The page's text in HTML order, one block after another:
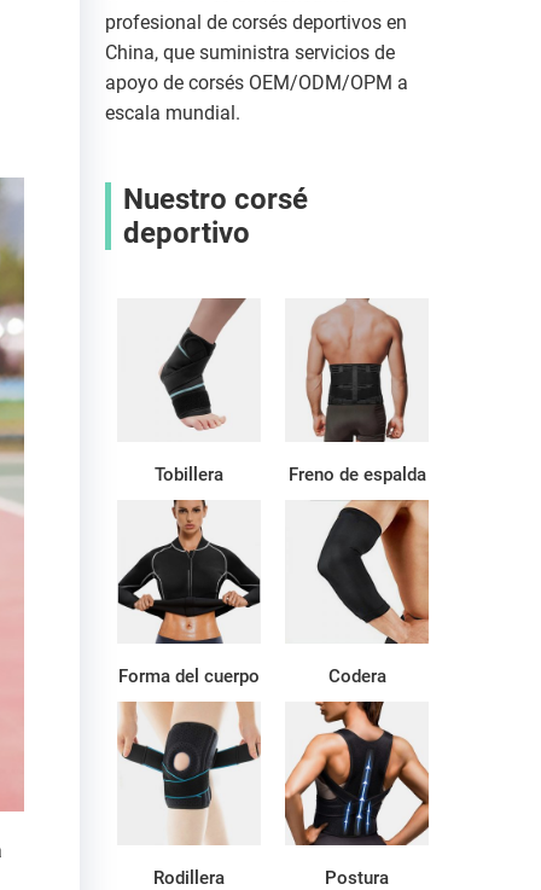
profesional de corsés deportivos en
China, que suministra servicios de
apoyo de corsés OEM/ODM/OPM a
escala mundial.
Nuestro corsé
deportivo
Tobillera Freno de espalda
Forma del cuerpo Codera
Rodillera Postura